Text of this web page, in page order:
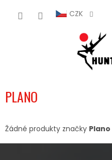
CZK
PLANO
Žádné produkty značky Plano